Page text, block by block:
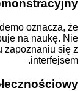
Tryb
w trybie demo
potrzebuje na